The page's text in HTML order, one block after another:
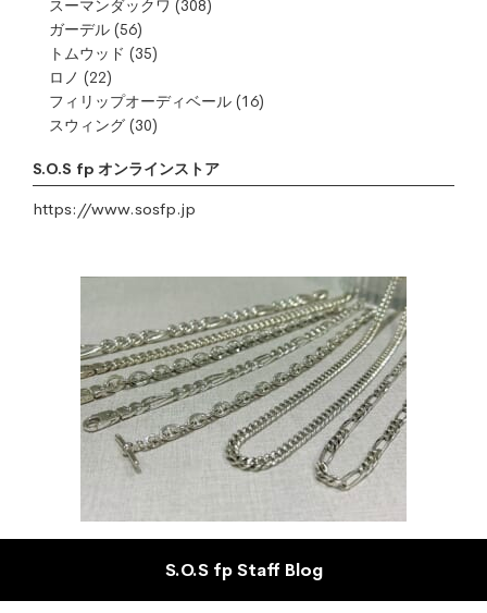
スーマンダックワ (308)
ガーデル (56)
トムウッド (35)
ロノ (22)
フィリップオーディベール (16)
スウィング (30)
S.O.S fp オンラインストア
https://www.sosfp.jp
S.O.S fp Staff Blog